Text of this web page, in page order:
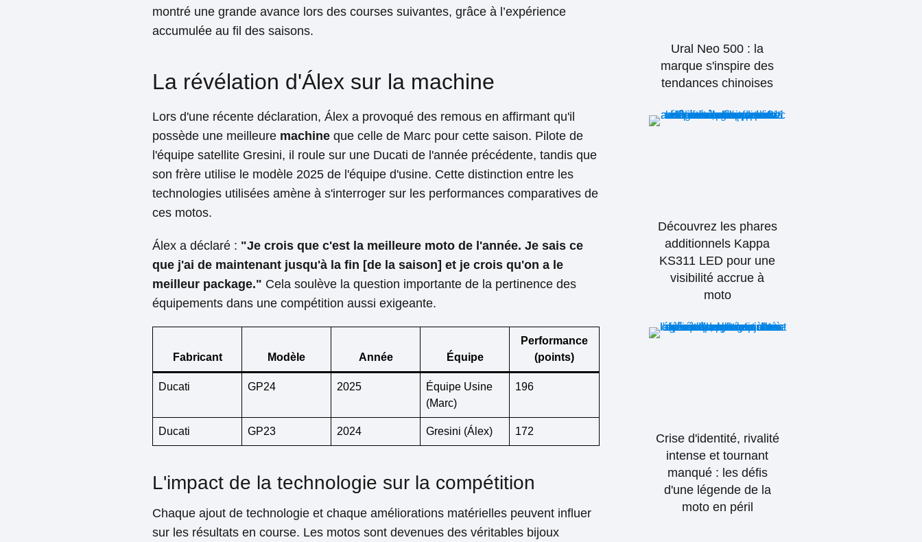
montré une grande avance lors des courses suivantes, grâce à l’expérience
accumulée au fil des saisons.
La révélation d'Álex sur la machine
Lors d'une récente déclaration, Álex a provoqué des remous en affirmant qu'il
possède une meilleure machine que celle de Marc pour cette saison. Pilote de
l'équipe satellite Gresini, il roule sur une Ducati de l'année précédente, tandis que
son frère utilise le modèle 2025 de l'équipe d'usine. Cette distinction entre les
technologies utilisées amène à s'interroger sur les performances comparatives de
ces motos.
Álex a déclaré : "Je crois que c'est la meilleure moto de l'année. Je sais ce
que j'ai de maintenant jusqu'à la fin [de la saison] et je crois qu'on a le
meilleur package." Cela soulève la question importante de la pertinence des
équipements dans une compétition aussi exigeante.
Fabricant Modèle Année Équipe
Performance
(points)
Ducati GP24 2025
Équipe Usine
(Marc)
196
Ducati GP23 2024 Gresini (Álex) 172
L'impact de la technologie sur la compétition
Chaque ajout de technologie et chaque améliorations matérielles peuvent influer
sur les résultats en course. Les motos sont devenues des véritables bijoux
Ural Neo 500 : la
marque s'inspire des
tendances chinoises
Découvrez les phares
additionnels Kappa
KS311 LED pour une
visibilité accrue à
moto
Crise d'identité, rivalité
intense et tournant
manqué : les défis
d'une légende de la
moto en péril